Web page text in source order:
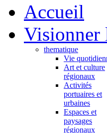
Accueil
Visionner
thematique
Vie
Art et culture
régionaux
Activités
portuaires et
urbaines
Espaces et
paysages
régionaux